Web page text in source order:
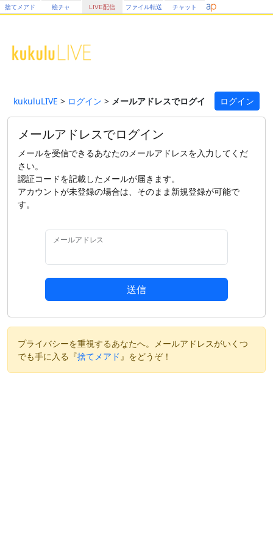
捨てメアド 絵チャ LIVE配信 ファイル転送 チャット
kukuluLIVE > ログイン > メールアドレスでログイン ログイン
メールアドレスでログイン
メールを受信できるあなたのメールアドレスを入力してくだ
さい。
認証コードを記載したメールが届きます。
アカウントが未登録の場合は、そのまま新規登録が可能で
す。
メールアドレス
送信
プライバシーを重視するあなたへ。メールアドレスがいくつ
でも手に入る『捨てメアド 』をどうぞ！